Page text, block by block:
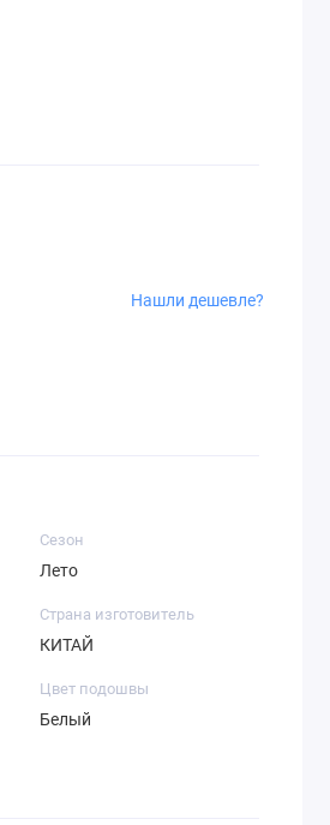
Нашли дешевле?
Сезон
Лето
Страна изготовитель
КИТАЙ
Цвет подошвы
Белый